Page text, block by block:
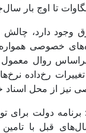
وجود دارد،
خصوصی همواره
روال معمول
رخ‌داده
از محل اسناد
برنامه دولت
قبل با